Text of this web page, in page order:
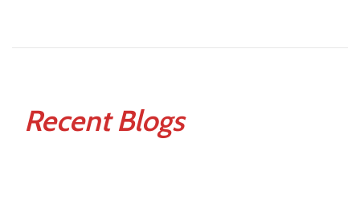
Recent Blogs